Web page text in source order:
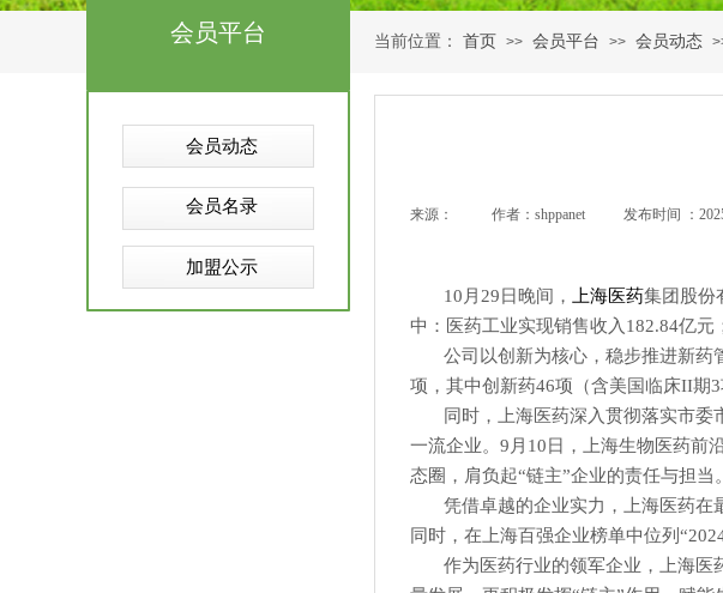
会员平台 首页 >> 会员平台 >> 会员动态
当前位置：
会员动态
会员名录
加盟公示
来源： 作者： shppanet 发布时间 ：
10 月29日晚间， 上海医药集团股份
中：医药工业实现销售收入182.84亿元
公司以创新为核心，稳步推进新药
项，其中创新药46项（含美国临床II期3
同时，上海医药深入贯彻落实市
一流企业。9月10日，上海生物医药前
态圈，肩负起“链主”企业的责任与担当。
凭借卓越的企业实力，上海医药在
同时，在上海百强企业榜单中位列
作为医药行业的领军企业，上海医